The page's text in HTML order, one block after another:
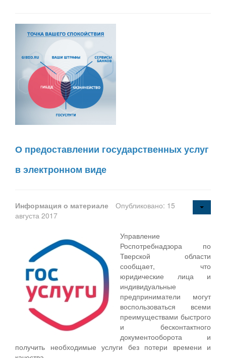
О предоставлении государственных услуг
в электронном виде
Информация о материале
Опубликовано: 15
августа 2017
Управление
Роспотребнадзора по
Тверской области
сообщает, что
юридические лица и
индивидуальные
предприниматели могут
воспользоваться всеми
преимуществами быстрого
и бесконтактного
документооборота и
получить необходимые услуги без потери времени и